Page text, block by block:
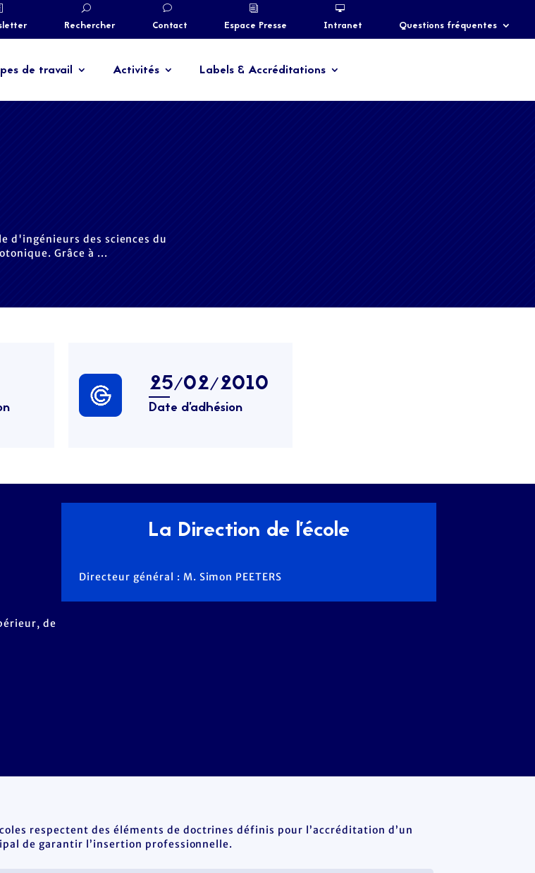
Rechercher Contact Espace Presse Intranet Questions fréquentes
de travail Activités Labels & Accréditations
d'ingénieurs des sciences du
Grâce à ...
25/02/2010
Date d’adhésion
de
La Direction de l'école
Directeur général : M. Simon PEETERS
respectent des éléments de doctrines définis pour l’accréditation d’un
de garantir l’insertion professionnelle.